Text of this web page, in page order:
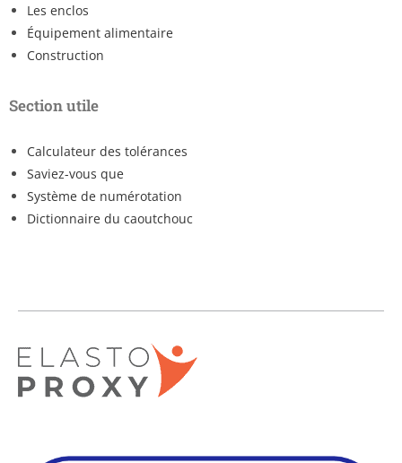
Les enclos
Équipement alimentaire
Construction
Section utile
Calculateur des tolérances
Saviez-vous que
Système de numérotation
Dictionnaire du caoutchouc